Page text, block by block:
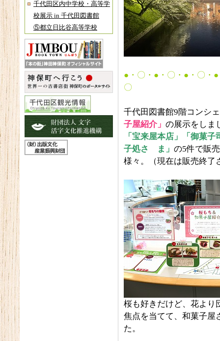
千代田区内中学校・高等学
校展示 in 千代田図書館
⑤都立日比谷高等学校
●・〇・●・〇・●・〇・
〇
千代田図書館9階コンシ
子屋紹介」 の展示をしま
「宝来屋本店」「御菓
子処さゝま」 の5件で販
様々。（現在は販売終了
桜も好きだけど、花より
焦点を当てて、和菓子屋
た。